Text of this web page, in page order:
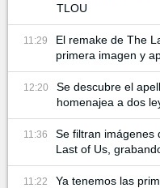
TLOU
11:29
El remake de The
primera imagen y
12:20
Se descubre el
homenajea a dos
11:36
Se filtran imágenes
Last of Us,
11:22
Ya tenemos las